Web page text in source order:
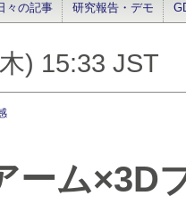
々の記事 研究報告・デモ
) 15:33 JST
ーム